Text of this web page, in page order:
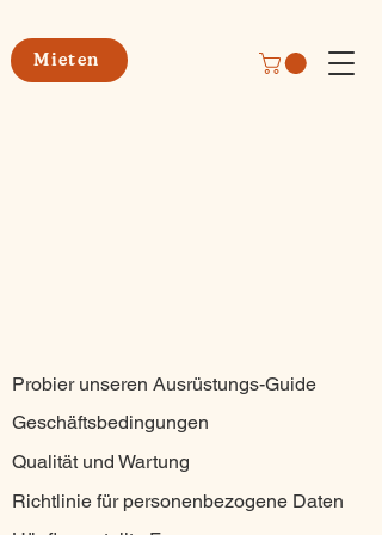
Mieten
Probier unseren Ausrüstungs-Guide
Geschäftsbedingungen
Qualität und Wartung
Richtlinie für personenbezogene Daten